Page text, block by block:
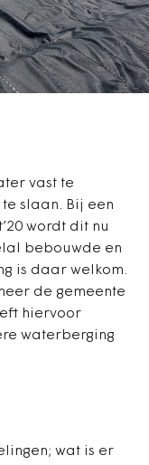
vast te
slaan. Bij een
wordt dit nu
bebouwde en
is daar welkom.
de gemeente
hiervoor
waterberging
wat is er